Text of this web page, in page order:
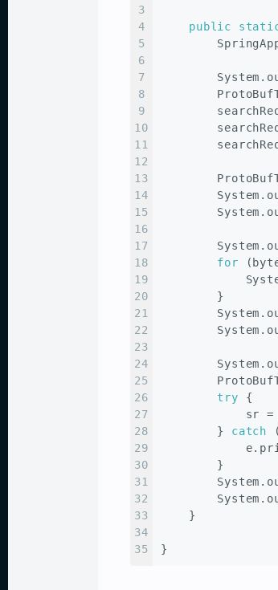
3
4
5
6
7
8
9
10
11
12
13
14
15
16
17
18
19
20
21
22
23
24
25
26
27
28
29
30
31
32
33
34
35
public
for (
        }
try {
sr
        }
catch
        }
    }
}